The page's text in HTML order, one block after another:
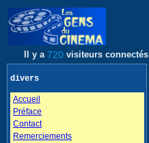
Il y a 720 visiteurs connectés
divers
Accueil
Préface
Contact
Remerciements